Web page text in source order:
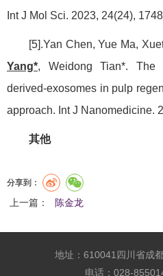
Int J Mol Sci. 2023, 24(24),
[5].Yan Chen, Yue Ma,
Yang*, Weidong Tian*. The
derived-exosomes in pulp
approach. Int J Nanomedicine.
其他
分享到：
上一篇： 陈金龙
地址：610041四川省成
电话：028-